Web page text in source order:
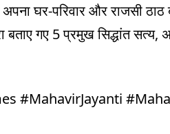
घर-परिवार और राजसी
गए 5 प्रमुख सिद्धांत सत्य,
#MahavirJayanti